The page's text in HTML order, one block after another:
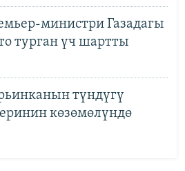
министри Газадагы
турган үч шартты
түндүгү
көзөмөлүндө